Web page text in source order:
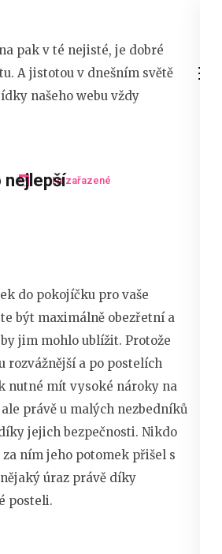
pak v té nejisté, je dobré
A jistotou v dnešním světě
našeho webu vždy
Nezařazené
nejlepší
do pokojíčku pro vaše
být maximálně obezřetní a
jim mohlo ublížit. Protože
rozvážnější a po postelích
nutné mít vysoké nároky na
právě u malých nezbedníků
jejich bezpečnosti. Nikdo
za ním jeho potomek přišel s
úraz právě díky
posteli.